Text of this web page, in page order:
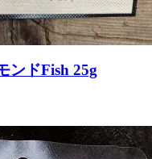
ンドFish 25g